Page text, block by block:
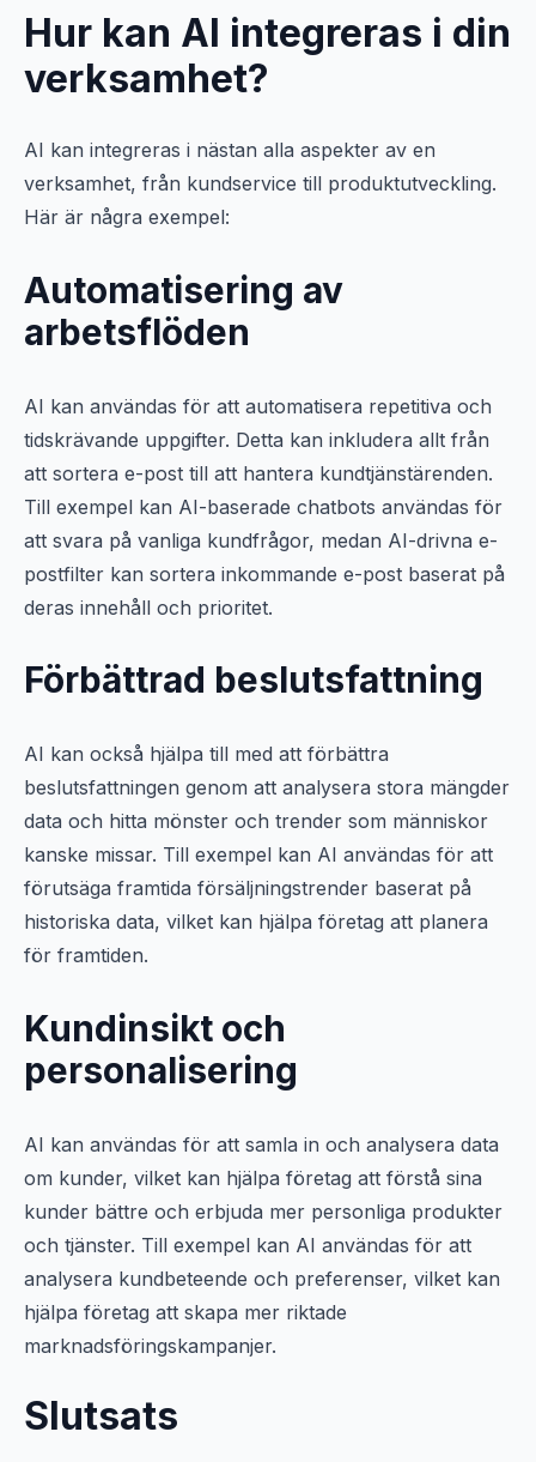
Hur kan AI integreras i din
verksamhet?
AI kan integreras i nästan alla aspekter av en
verksamhet, från kundservice till produktutveckling.
Här är några exempel:
Automatisering av
arbetsflöden
AI kan användas för att automatisera repetitiva och
tidskrävande uppgifter. Detta kan inkludera allt från
att sortera e-post till att hantera kundtjänstärenden.
Till exempel kan AI-baserade chatbots användas för
att svara på vanliga kundfrågor, medan AI-drivna e-
postfilter kan sortera inkommande e-post baserat på
deras innehåll och prioritet.
Förbättrad beslutsfattning
AI kan också hjälpa till med att förbättra
beslutsfattningen genom att analysera stora mängder
data och hitta mönster och trender som människor
kanske missar. Till exempel kan AI användas för att
förutsäga framtida försäljningstrender baserat på
historiska data, vilket kan hjälpa företag att planera
för framtiden.
Kundinsikt och
personalisering
AI kan användas för att samla in och analysera data
om kunder, vilket kan hjälpa företag att förstå sina
kunder bättre och erbjuda mer personliga produkter
och tjänster. Till exempel kan AI användas för att
analysera kundbeteende och preferenser, vilket kan
hjälpa företag att skapa mer riktade
marknadsföringskampanjer.
Slutsats